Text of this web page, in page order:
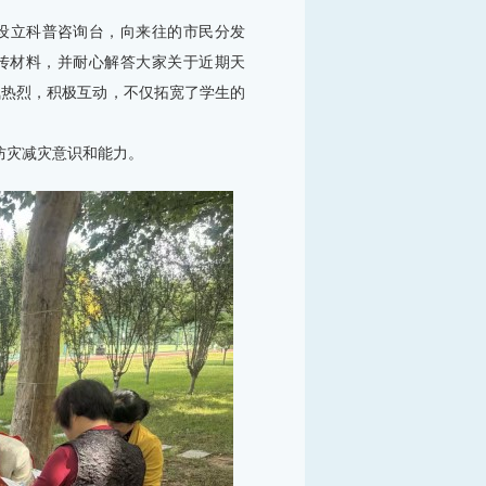
立科普咨询台，向来往的市民分发
材料，并耐心解答大家关于近期天
烈，积极互动，不仅拓宽了学生的
减灾意识和能力。